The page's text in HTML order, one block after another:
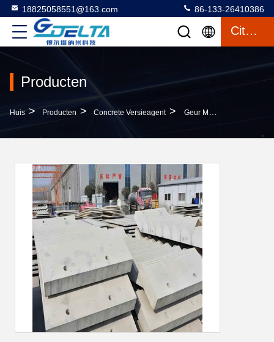
18825058551@163.com 86-133-26410386
Citaat
Producten
Huis > Producten > Concrete Versieagent > Geur Mild Vloeibare Betonvrijstellingsmiddel Voor Betonvormwerk